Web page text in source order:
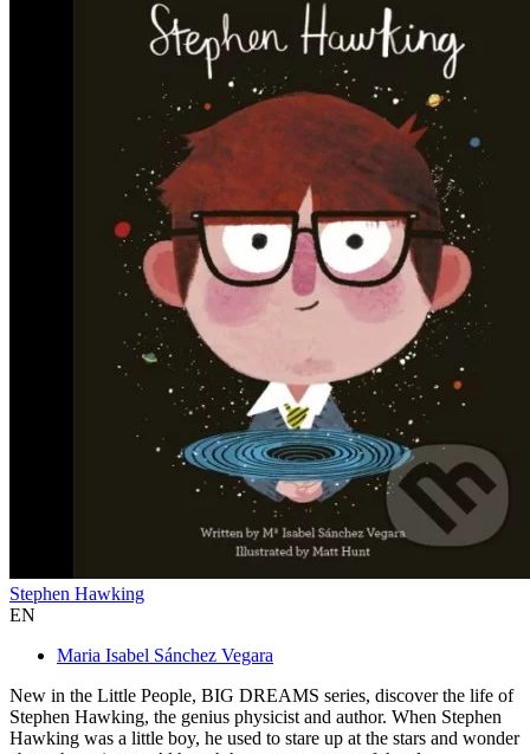
Stephen Hawking
EN
Maria Isabel Sánchez Vegara
New in the Little People, BIG DREAMS series, discover the life of
Stephen Hawking, the genius physicist and author. When Stephen
Hawking was a little boy, he used to stare up at the stars and wonder